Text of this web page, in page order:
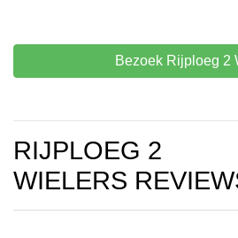
Bezoek Rijploeg 2
RIJPLOEG 2
WIELERS